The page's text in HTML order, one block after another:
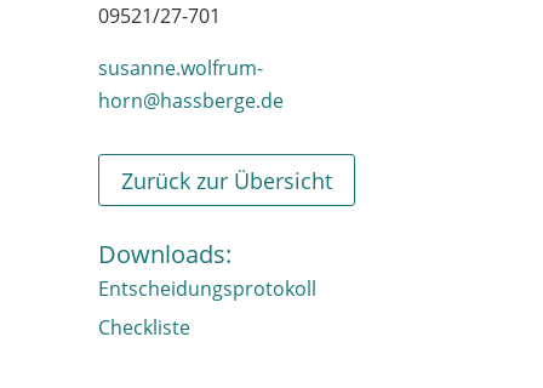
09521/27-701
susanne.wolfrum-
horn@hassberge.de
Zurück zur Übersicht
Downloads:
Entscheidungsprotokoll
Checkliste